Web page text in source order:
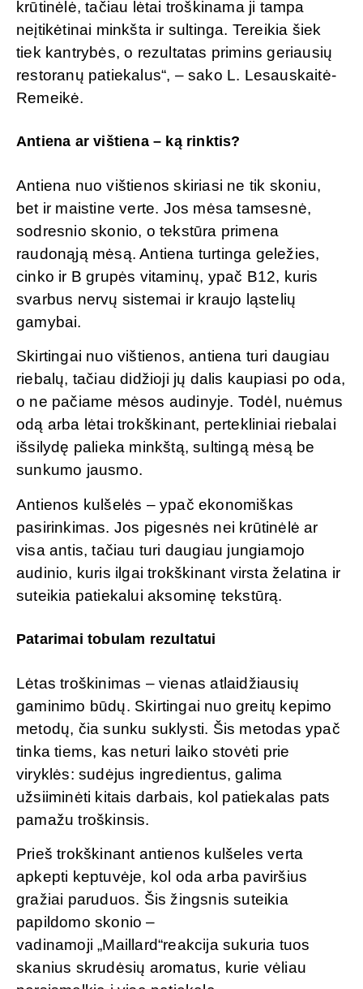
krūtinėlė, tačiau lėtai troškinama ji tampa
neįtikėtinai minkšta ir sultinga. Tereikia šiek
tiek kantrybės, o rezultatas primins geriausių
restoranų patiekalus“, – sako L. Lesauskaitė-
Remeikė.
Antiena ar vištiena – ką rinktis?
Antiena nuo vištienos skiriasi ne tik skoniu,
bet ir maistine verte. Jos mėsa tamsesnė,
sodresnio skonio, o tekstūra primena
raudonąją mėsą. Antiena turtinga geležies,
cinko ir B grupės vitaminų, ypač B12, kuris
svarbus nervų sistemai ir kraujo ląstelių
gamybai.
Skirtingai nuo vištienos, antiena turi daugiau
riebalų, tačiau didžioji jų dalis kaupiasi po oda,
o ne pačiame mėsos audinyje. Todėl, nuėmus
odą arba lėtai trokškinant, pertekliniai riebalai
išsilydę palieka minkštą, sultingą mėsą be
sunkumo jausmo.
Antienos kulšelės – ypač ekonomiškas
pasirinkimas. Jos pigesnės nei krūtinėlė ar
visa antis, tačiau turi daugiau jungiamojo
audinio, kuris ilgai trokškinant virsta želatina ir
suteikia patiekalui aksominę tekstūrą.
Patarimai tobulam rezultatui
Lėtas troškinimas – vienas atlaidžiausių
gaminimo būdų. Skirtingai nuo greitų kepimo
metodų, čia sunku suklysti. Šis metodas ypač
tinka tiems, kas neturi laiko stovėti prie
viryklės: sudėjus ingredientus, galima
užsiiminėti kitais darbais, kol patiekalas pats
pamažu troškinsis.
Prieš trokškinant antienos kulšeles verta
apkepti keptuvėje, kol oda arba paviršius
gražiai paruduos. Šis žingsnis suteikia
papildomo skonio –
vadinamoji „Maillard“reakcija sukuria tuos
skanius skrudėsių aromatus, kurie vėliau